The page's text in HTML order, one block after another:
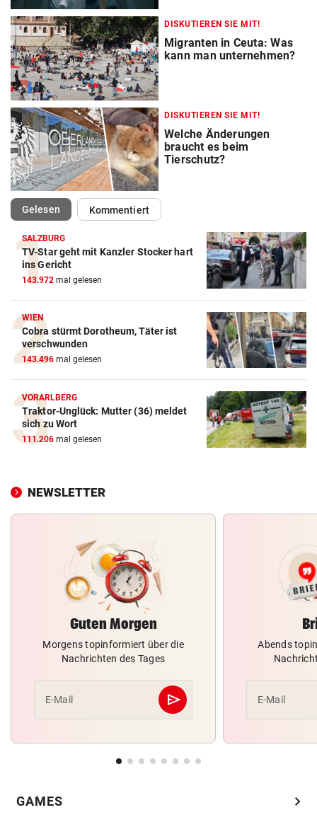
DISKUTIEREN SIE MIT!
Migranten in Ceuta: Was
kann man unternehmen?
DISKUTIEREN SIE MIT!
Welche Änderungen
braucht es beim
Tierschutz?
Gelesen(ausgewählt)Kommentiert
SALZBURG
TV-Star geht mit Kanzler Stocker hart
ins Gericht
143.972 mal gelesen
WIEN
Cobra stürmt Dorotheum, Täter ist
verschwunden
143.496 mal gelesen
VORARLBERG
Traktor-Unglück: Mutter (36) meldet
sich zu Wort
111.206 mal gelesen
NEWSLETTER
Guten Morgen
Morgens topinformiert über die
Nachrichten des Tages
E-Mail send
Abschicken
Abends
E-Mail
GAMES chevron_right